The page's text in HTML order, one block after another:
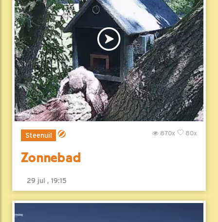
Steenuil 80x
870x
Zonnebad
29 jul , 19:15